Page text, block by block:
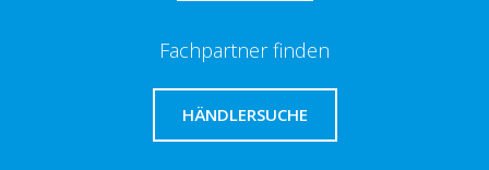
Fachpartner finden
HÄNDLERSUCHE